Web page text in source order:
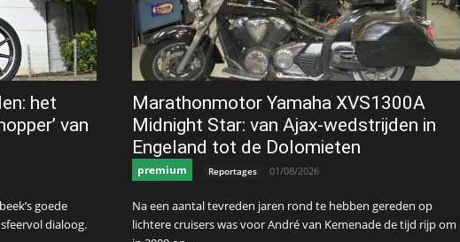
het
van
goede
dialoog.
Marathonmotor Yamaha XVS1300A
Midnight Star: van Ajax-wedstrijden in
Engeland tot de Dolomieten
premium Reportages 01/08/2026
Na een aantal tevreden jaren rond te hebben gereden op
lichtere cruisers was voor André van Kemenade de tijd rijp om